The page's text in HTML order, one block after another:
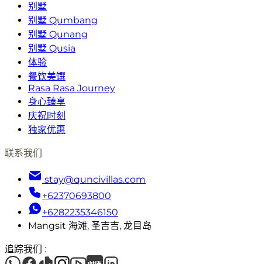
别墅
别墅 Qumbang
别墅 Qunang
别墅 Qusia
体验
餐饮美馔
Rasa Rasa Journey
身心臻享
庆祝时刻
独家优惠
联系我们
stay@quncivillas.com
+62370693800
+6282235346150
Mangsit 海滩, 圣吉吉, 龙目岛
追踪我们 :